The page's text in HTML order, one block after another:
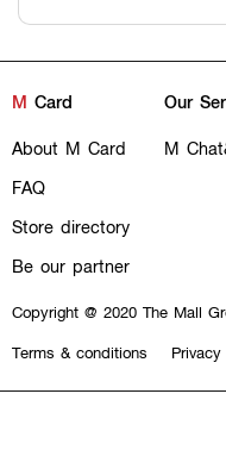
M Card
About M Card
FAQ
Store directory
Be our partner
Our
M
Copyright @ 2020 The Mall
Terms & conditions